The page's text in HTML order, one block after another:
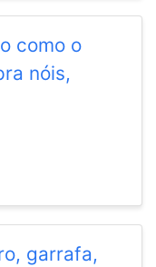
como o
nóis,
garrafa,